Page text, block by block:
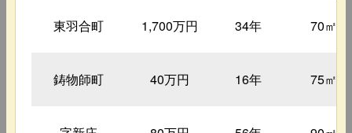
東羽合町 1,700万円 34年 70㎡
鋳物師町 40万円 16年 75㎡